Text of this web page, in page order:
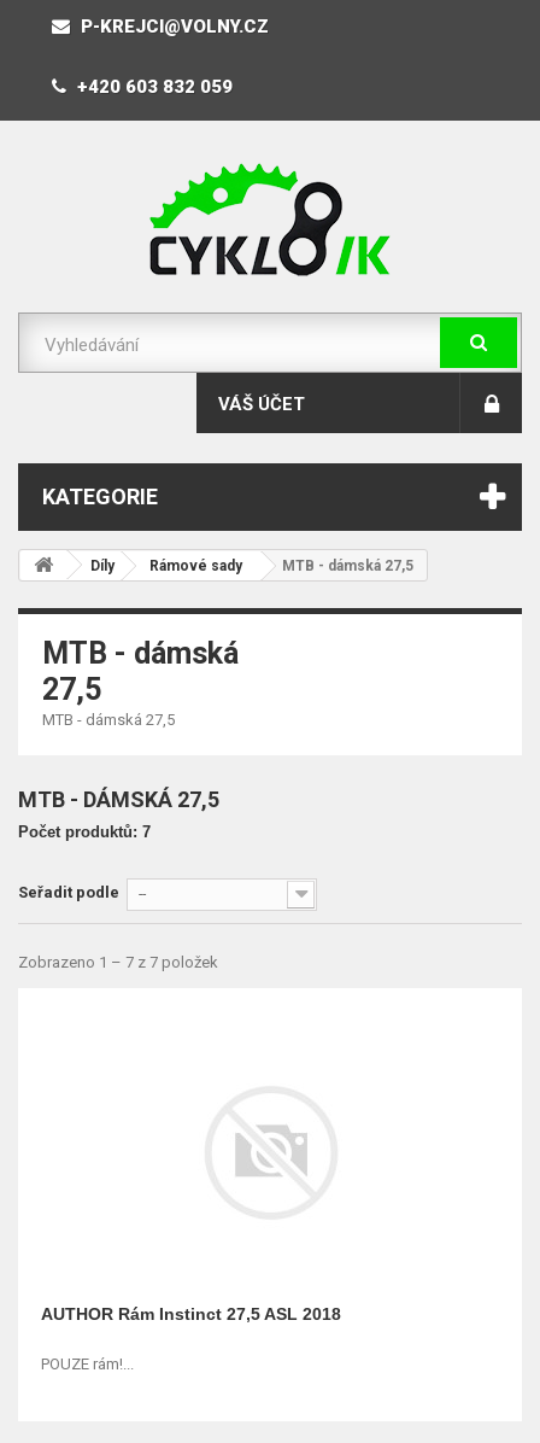
P-KREJCI@VOLNY.CZ
+420 603 832 059
VÁŠ ÚČET
KATEGORIE
Díly Rámové sady MTB - dámská 27,5
MTB - dámská
27,5
MTB - dámská 27,5
MTB - DÁMSKÁ 27,5
Počet produktů: 7
Seřadit podle --
Zobrazeno 1 – 7 z 7 položek
AUTHOR Rám Instinct 27,5 ASL 2018
POUZE rám!...